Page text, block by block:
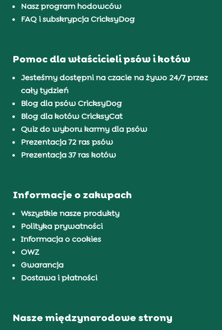
Nasz program hodowców
FAQ i subskrypcja CricksyDog
Pomoc dla właścicieli psów i kotów
Jesteśmy dostępni na czacie na żywo 24/7 przez
cały tydzień
Blog dla psów CricksyDog
Blog dla kotów CricksyCat
Quiz do wyboru karmy dla psów
Prezentacja 72 ras psów
Prezentacja 37 ras kotów
Informacje o zakupach
Wszystkie nasze produkty
Polityka prywatności
Informacja o cookies
OWZ
Gwarancja
Dostawa i płatności
Nasze międzynarodowe strony